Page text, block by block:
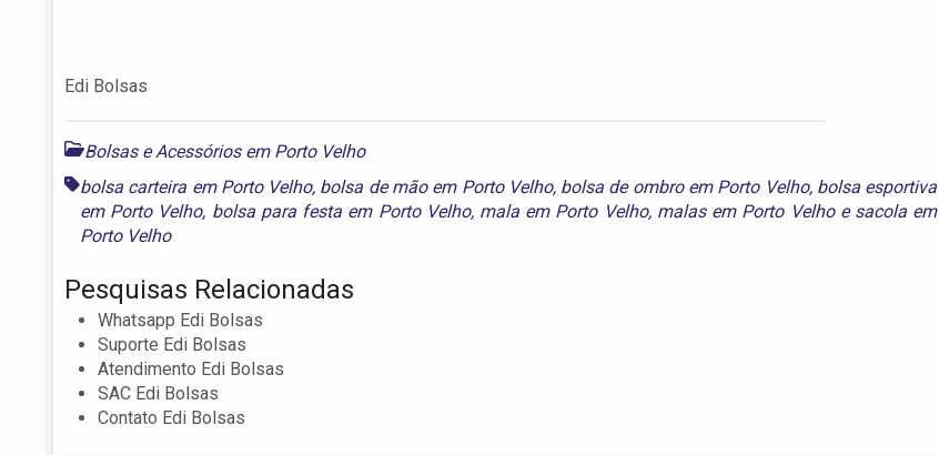
Edi Bolsas
Bolsas e Acessórios em Porto Velho
bolsa carteira em Porto Velho, bolsa de mão em Porto Velho, bolsa de ombro em Porto Velho, bolsa esportiva
em Porto Velho, bolsa para festa em Porto Velho, mala em Porto Velho, malas em Porto Velhoe sacola em
Porto Velho
Pesquisas Relacionadas
Whatsapp Edi Bolsas
Suporte Edi Bolsas
Atendimento Edi Bolsas
SAC Edi Bolsas
Contato Edi Bolsas